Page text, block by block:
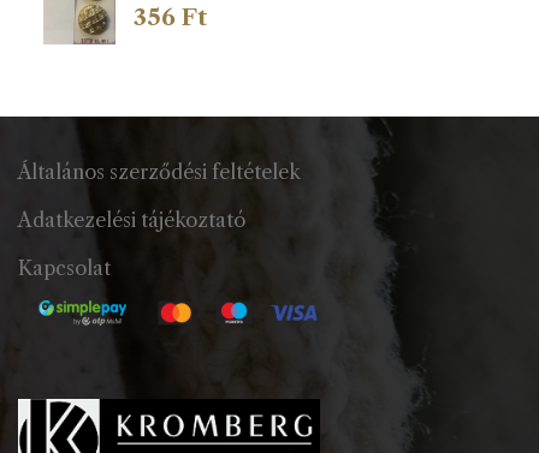
356 Ft
Általános szerződési feltételek
Adatkezelési tájékoztató
Kapcsolat